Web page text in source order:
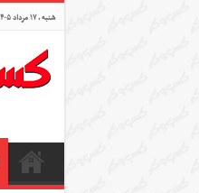
شنبه , ۱۷ مرداد ۱۴۰۵